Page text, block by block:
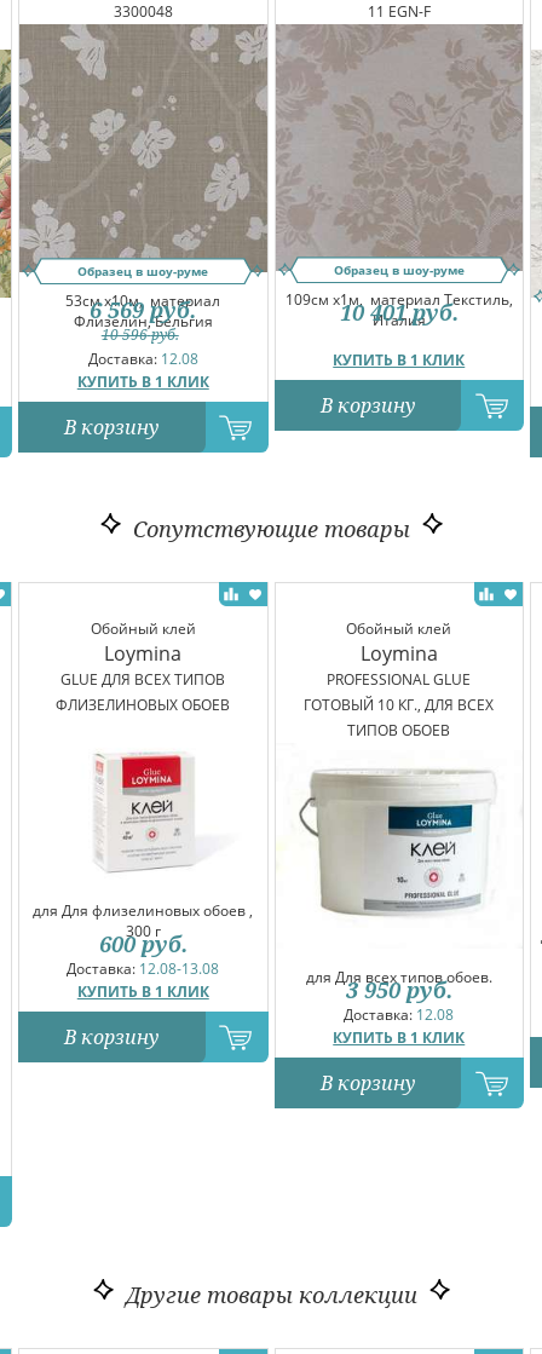
3300048
Образец в шоу-руме
53см x10м, материал
Флизелин, Бельгия
Доставка: 12.08
КУПИТЬ В 1 КЛИК
10 596руб.
6 569 руб.
В корзину
11 EGN-F
Образец в шоу-руме
109см x1м, материал Текстиль,
Италия
КУПИТЬ В 1 КЛИК
10 401 руб.
В корзину
Сопутствующие товары
Обойный клей
Loymina
GLUE ДЛЯ ВСЕХ ТИПОВ
ФЛИЗЕЛИНОВЫХ ОБОЕВ
для Для флизелиновых обоев ,
300 г
Доставка: 12.08-13.08
КУПИТЬ В 1 КЛИК
600 руб.
В корзину
Обойный клей
Loymina
PROFESSIONAL GLUE
ГОТОВЫЙ 10 КГ., ДЛЯ ВСЕХ
ТИПОВ ОБОЕВ
для Для всех типов обоев.
Доставка: 12.08
КУПИТЬ В 1 КЛИК
3 950 руб.
В корзину
Другие товары коллекции